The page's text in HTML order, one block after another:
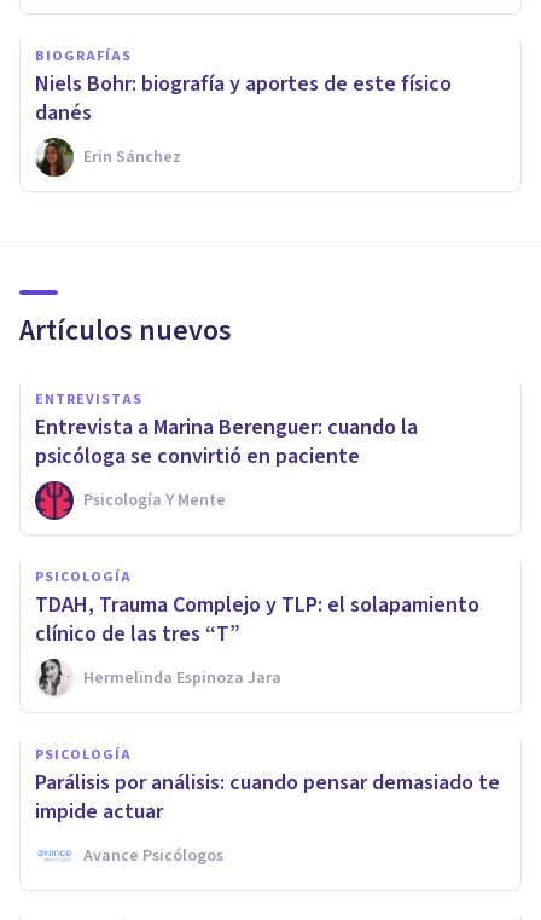
BIOGRAFÍAS
Niels Bohr: biografía y aportes de este físico
danés
Erin Sánchez
Artículos nuevos
ENTREVISTAS
Entrevista a Marina Berenguer: cuando la
psicóloga se convirtió en paciente
Psicología Y Mente
PSICOLOGÍA
TDAH, Trauma Complejo y TLP: el solapamiento
clínico de las tres “T”
Hermelinda Espinoza Jara
PSICOLOGÍA
Parálisis por análisis: cuando pensar demasiado te
impide actuar
Avance Psicólogos